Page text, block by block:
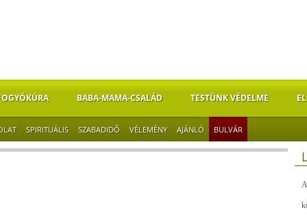
BABA-MAMA-CSALÁD TESTÜNK VÉDELME
SPIRITUÁLIS SZABADIDŐ VÉLEMÉNY AJÁNLÓ BULVÁR